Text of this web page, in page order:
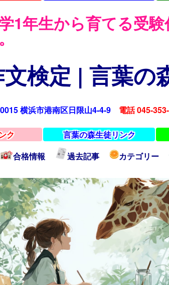
1年生から育てる受
検定 | 言葉の
横浜市港南区日限山4-4-9 電話 045-
ク 言葉の森生徒リンク
合格情報 過去記事 カテゴリー